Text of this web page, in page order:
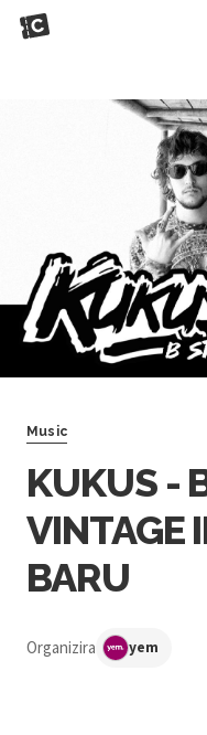
Music
KUKUS -
VINTAGE
BARU
Organizira yem